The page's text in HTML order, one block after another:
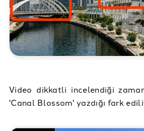
Video dikkatli incelendiği
'Canal Blossom' yazdığı fark